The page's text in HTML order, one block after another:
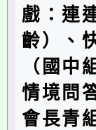
戲：連
齡）、
（國中
情境問
會長青